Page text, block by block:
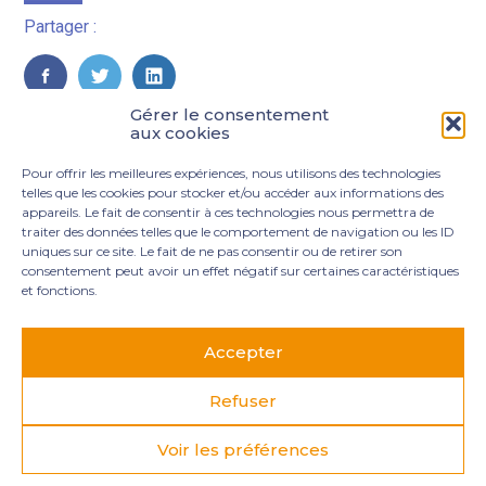
Gérer le consentement
aux cookies
Pour offrir les meilleures expériences, nous utilisons des technologies
telles que les cookies pour stocker et/ou accéder aux informations des
appareils. Le fait de consentir à ces technologies nous permettra de
traiter des données telles que le comportement de navigation ou les ID
uniques sur ce site. Le fait de ne pas consentir ou de retirer son
consentement peut avoir un effet négatif sur certaines caractéristiques
et fonctions.
Accepter
Refuser
Voir les préférences
Partager :
FaceBook
TwitterLinkedIn
Principale
3 rue Marie Dupil – La Plaine Petit Manoir – 97232 Le
MENTIONS LÉGALES
PLAN DU SITE